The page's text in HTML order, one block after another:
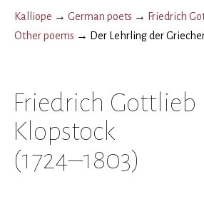
Kalliope → German poets → Friedrich
Other poems → Der Lehrling der
Friedrich Gottlieb
Klopstock
(1724–1803)